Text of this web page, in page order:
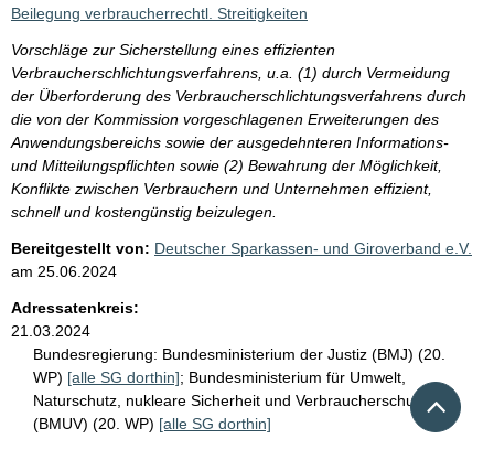
Beilegung verbraucherrechtl. Streitigkeiten
Vorschläge zur Sicherstellung eines effizienten
Verbraucherschlichtungsverfahrens, u.a. (1) durch Vermeidung
der Überforderung des Verbraucherschlichtungsverfahrens durch
die von der Kommission vorgeschlagenen Erweiterungen des
Anwendungsbereichs sowie der ausgedehnteren Informations-
und Mitteilungspflichten sowie (2) Bewahrung der Möglichkeit,
Konflikte zwischen Verbrauchern und Unternehmen effizient,
schnell und kostengünstig beizulegen.
Bereitgestellt von: Deutscher Sparkassen- und Giroverband e.V.
am 25.06.2024
Adressatenkreis:
21.03.2024
Bundesregierung: Bundesministerium der Justiz (BMJ) (20.
WP) [alle SG dorthin]; Bundesministerium für Umwelt,
Naturschutz, nukleare Sicherheit und Verbraucherschutz
(BMUV) (20. WP) [alle SG dorthin]